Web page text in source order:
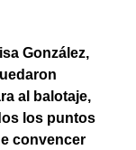
González,
al balotaje,
los puntos
convencer